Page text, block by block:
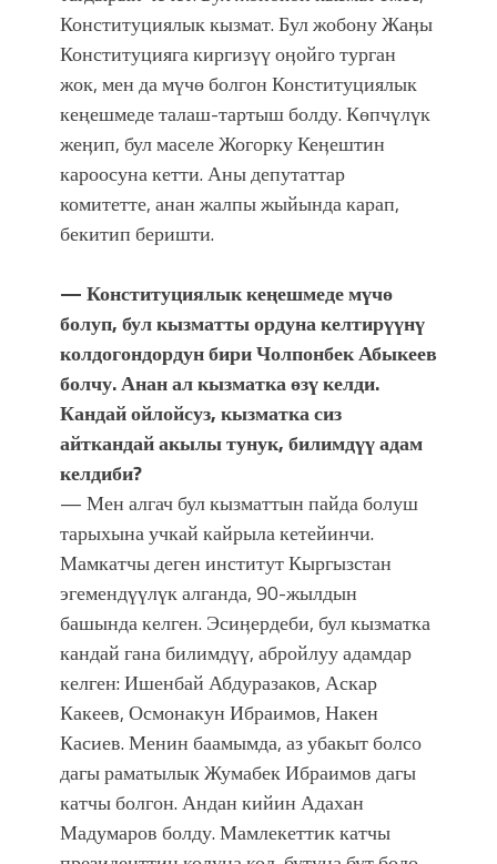
Конституциялык кызмат. Бул жобону Жаӊы
Конституцияга киргизүү оӊойго турган
жок, мен да мүчө болгон Конституциялык
кеңешмеде талаш-тартыш болду. Көпчүлүк
жеӊип, бул маселе Жогорку Кеӊештин
кароосуна кетти. Аны депутаттар
комитетте, анан жалпы жыйында карап,
бекитип беришти.
— Конституциялык кеңешмеде мүчө
болуп, бул кызматты ордуна келтирүүнү
колдогондордун бири Чолпонбек Абыкеев
болчу. Анан ал кызматка өзү келди.
Кандай ойлойсуз, кызматка сиз
айткандай акылы тунук, билимдүү адам
келдиби?
— Мен алгач бул кызматтын пайда болуш
тарыхына учкай кайрыла кетейинчи.
Мамкатчы деген институт Кыргызстан
эгемендүүлүк алганда, 90-жылдын
башында келген. Эсиӊердеби, бул кызматка
кандай гана билимдүү, абройлуу адамдар
келген: Ишенбай Абдуразаков, Аскар
Какеев, Осмонакун Ибраимов, Накен
Касиев. Менин баамымда, аз убакыт болсо
дагы раматылык Жумабек Ибраимов дагы
катчы болгон. Андан кийин Адахан
Мадумаров болду. Мамлекеттик катчы